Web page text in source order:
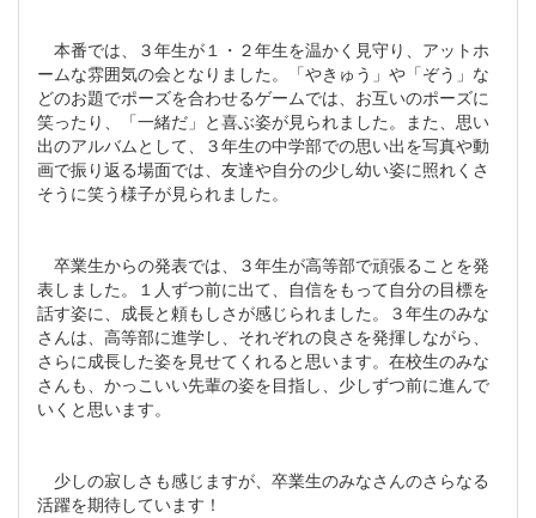
本番では、３年生が１・２年生を温かく見守り、アットホ
ームな雰囲気の会となりました。「やきゅう」や「ぞう」な
どのお題でポーズを合わせるゲームでは、お互いのポーズに
笑ったり、「一緒だ」と喜ぶ姿が見られました。また、思い
出のアルバムとして、３年生の中学部での思い出を写真や動
画で振り返る場面では、友達や自分の少し幼い姿に照れくさ
そうに笑う様子が見られました。
卒業生からの発表では、３年生が高等部で頑張ることを発
表しました。１人ずつ前に出て、自信をもって自分の目標を
話す姿に、成長と頼もしさが感じられました。３年生のみな
さんは、高等部に進学し、それぞれの良さを発揮しながら、
さらに成長した姿を見せてくれると思います。在校生のみな
さんも、かっこいい先輩の姿を目指し、少しずつ前に進んで
いくと思います。
少しの寂しさも感じますが、卒業生のみなさんのさらなる
活躍を期待しています！